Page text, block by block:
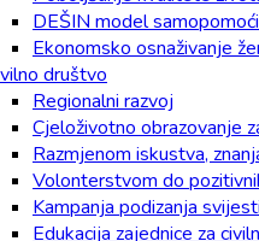
DEŠIN model
Ekonomsko osnaživanje
društvo
Regionalni razvoj
Cjeloživotno obrazovanje
Razmjenom iskustva,
Volonterstvom do
Kampanja podizanja
Edukacija zajednice za